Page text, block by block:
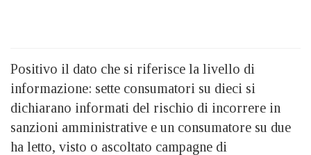
Positivo il dato che si riferisce la livello di
informazione: sette consumatori su dieci si
dichiarano informati del rischio di incorrere in
sanzioni amministrative e un consumatore su due
ha letto, visto o ascoltato campagne di